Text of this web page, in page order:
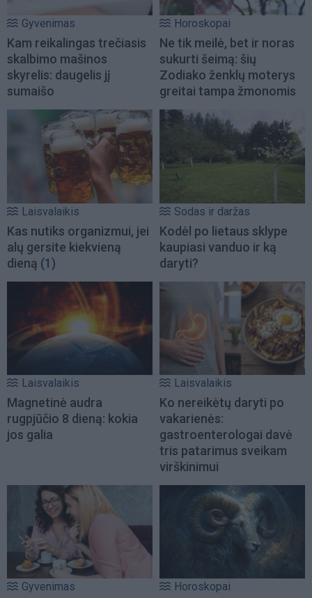
Gyvenimas
Kam reikalingas trečiasis
skalbimo mašinos
skyrelis: daugelis jį
sumaišo
Horoskopai
Ne tik meilė, bet ir noras
sukurti šeimą: šių
Zodiako ženklų moterys
greitai tampa žmonomis
Laisvalaikis
Kas nutiks organizmui, jei
alų gersite kiekvieną
dieną (1)
Sodas ir daržas
Kodėl po lietaus sklype
kaupiasi vanduo ir ką
daryti?
Laisvalaikis
Magnetinė audra
rugpjūčio 8 dieną: kokia
jos galia
Laisvalaikis
Ko nereikėtų daryti po
vakarienės:
gastroenterologai davė
tris patarimus sveikam
virškinimui
Gyvenimas Horoskopai